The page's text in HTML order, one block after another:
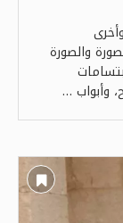
والصورة
وأبواب …